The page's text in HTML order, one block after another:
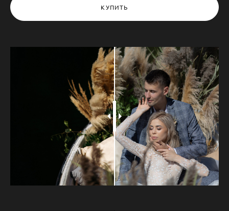
КУПИТЬ